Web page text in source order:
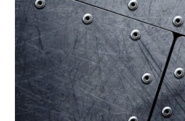
Перейти к содержимому